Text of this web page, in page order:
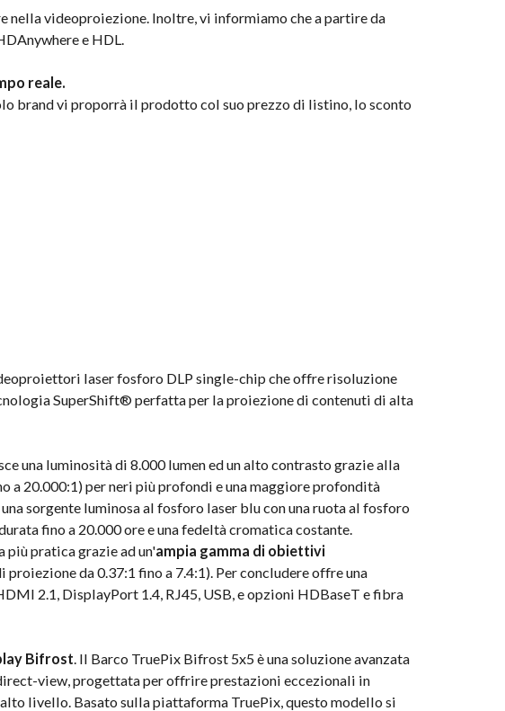
nella videoproiezione. Inoltre, vi informiamo che a partire da
e HDL.
reale.
brand vi proporrà il prodotto col suo prezzo di listino, lo sconto
laser fosforo DLP single-chip che offre risoluzione
SuperShift® perfatta per la proiezione di contenuti di alta
una luminosità di 8.000 lumen ed un alto contrasto grazie alla
a 20.000:1) per neri più profondi e una maggiore profondità
sorgente luminosa al fosforo laser blu con una ruota al fosforo
fino a 20.000 ore e una fedeltà cromatica costante.
più pratica grazie ad un'ampia gamma di obiettivi
proiezione da 0.37:1 fino a 7.4:1). Per concludere offre una
2.1, DisplayPort 1.4, RJ45, USB, e opzioni HDBaseT e fibra
Bifrost. Il Barco TruePix Bifrost 5x5 è una soluzione avanzata
view, progettata per offrire prestazioni eccezionali in
livello. Basato sulla piattaforma TruePix, questo modello si